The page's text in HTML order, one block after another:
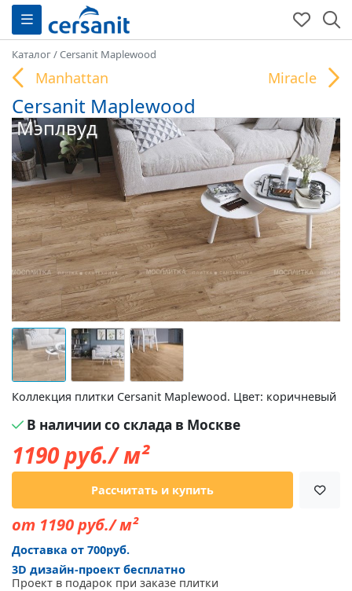
Каталог/Cersanit Maplewood
Manhattan Miracle
Cersanit Maplewood
Мэплвуд
Коллекция плитки Cersanit Maplewood. Цвет: коричневый
В наличии со склада в Москве
1190руб./ м²
Рассчитать и купить
от 1190 руб./ м²
Доставка от 700руб.
3D дизайн-проект бесплатно
Проект в подарок при заказе плитки